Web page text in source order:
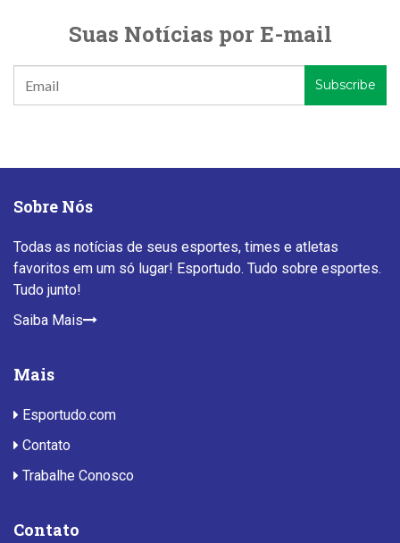
Suas Notícias por E-mail
Sobre Nós
Todas as notícias de seus esportes, times e atletas
favoritos em um só lugar! Esportudo. Tudo sobre esportes.
Tudo junto!
Saiba Mais
Mais
Esportudo.com
Contato
Trabalhe Conosco
Contato